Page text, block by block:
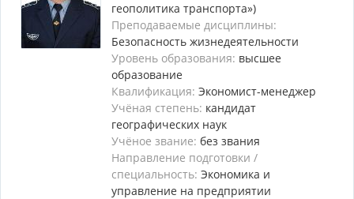
геополитика транспорта»)
Преподаваемые дисциплины:
Безопасность жизнедеятельности
Уровень образования: высшее
образование
Квалификация: Экономист-менеджер
Учёная степень: кандидат
географических наук
Учёное звание: без звания
Направление подготовки /
специальность: Экономика и
управление на предприятии